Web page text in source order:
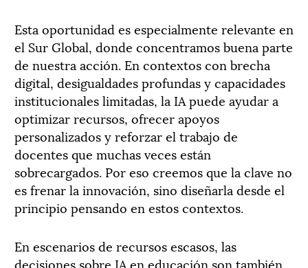
Esta oportunidad es especialmente relevante en
el Sur Global, donde concentramos buena parte
de nuestra acción. En contextos con brecha
digital, desigualdades profundas y capacidades
institucionales limitadas, la IA puede ayudar a
optimizar recursos, ofrecer apoyos
personalizados y reforzar el trabajo de
docentes que muchas veces están
sobrecargados. Por eso creemos que la clave no
es frenar la innovación, sino diseñarla desde el
principio pensando en estos contextos.
En escenarios de recursos escasos, las
decisiones sobre IA en educación son también